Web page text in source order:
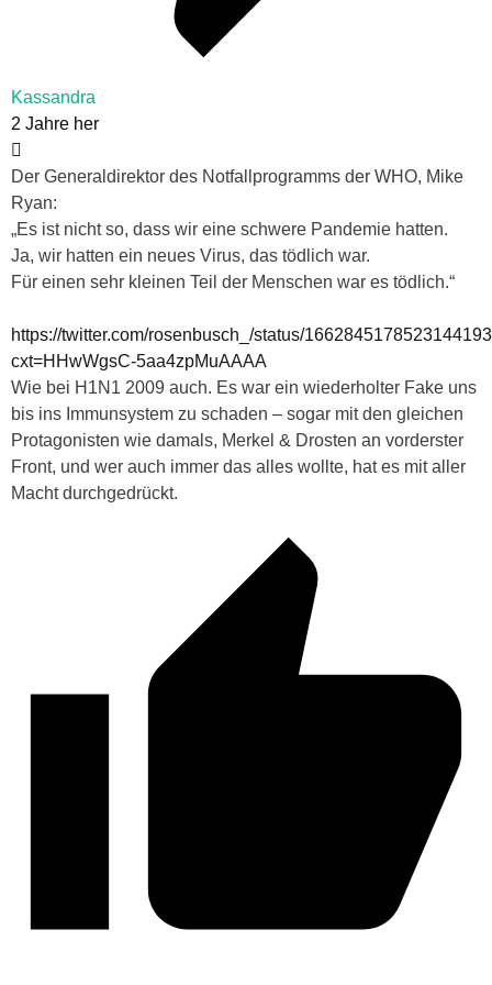
Kassandra
2 Jahre her
Der Generaldirektor des Notfallprogramms der WHO, Mike
Ryan:
„Es ist nicht so, dass wir eine schwere Pandemie hatten.
Ja, wir hatten ein neues Virus, das tödlich war.
Für einen sehr kleinen Teil der Menschen war es tödlich.“
https://twitter.com/rosenbusch_/status/
cxt=HHwWgsC-5aa4zpMuAAAA
Wie bei H1N1 2009 auch. Es war ein wiederholter Fake uns
bis ins Immunsystem zu schaden – sogar mit den gleichen
Protagonisten wie damals, Merkel & Drosten an vorderster
Front, und wer auch immer das alles wollte, hat es mit aller
Macht durchgedrückt.